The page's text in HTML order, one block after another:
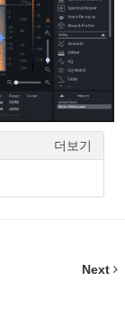
더보기
Next